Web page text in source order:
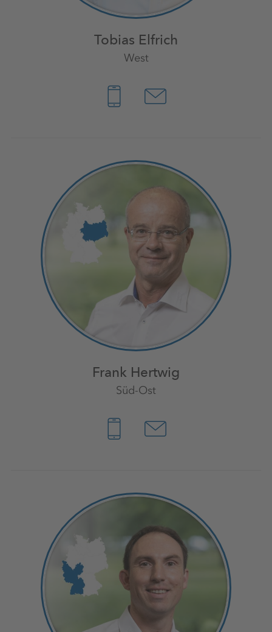
Tobias Elfrich
West
Frank Hertwig
Süd-Ost